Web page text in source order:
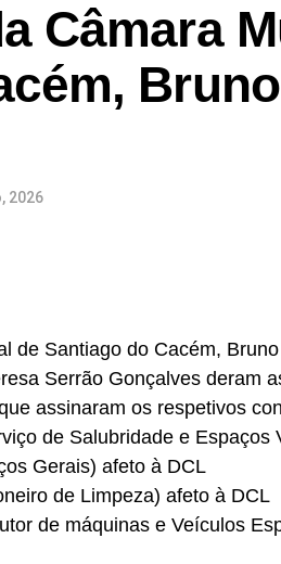
Câmara
2026
de Santiago do Cacém,
Serrão Gonçalves deram
assinaram os respetivos
de Salubridade e Espaços
Gerais) afeto à DCL
de Limpeza) afeto à DCL
de máquinas e Veículos